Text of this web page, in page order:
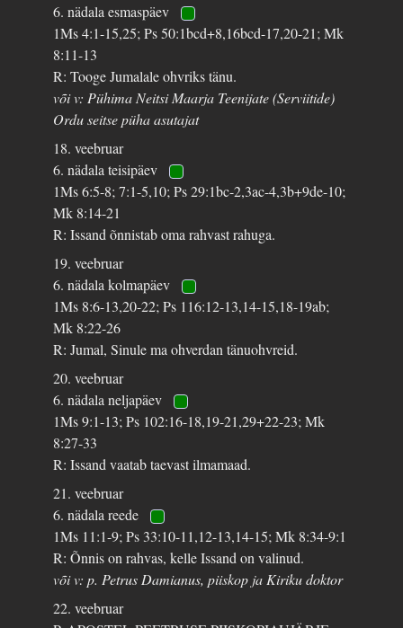
6. nädala esmaspäev
1Ms 4:1-15,25; Ps 50:1bcd+8,16bcd-17,20-21; Mk
8:11-13
R: Tooge Jumalale ohvriks tänu.
või v: Pühima Neitsi Maarja Teenijate (Serviitide)
Ordu seitse püha asutajat
18. veebruar
6. nädala teisipäev
1Ms 6:5-8; 7:1-5,10; Ps 29:1bc-2,3ac-4,3b+9de-10;
Mk 8:14-21
R: Issand õnnistab oma rahvast rahuga.
19. veebruar
6. nädala kolmapäev
1Ms 8:6-13,20-22; Ps 116:12-13,14-15,18-19ab;
Mk 8:22-26
R: Jumal, Sinule ma ohverdan tänuohvreid.
20. veebruar
6. nädala neljapäev
1Ms 9:1-13; Ps 102:16-18,19-21,29+22-23; Mk
8:27-33
R: Issand vaatab taevast ilmamaad.
21. veebruar
6. nädala reede
1Ms 11:1-9; Ps 33:10-11,12-13,14-15; Mk 8:34-9:1
R: Õnnis on rahvas, kelle Issand on valinud.
või v: p. Petrus Damianus, piiskop ja Kiriku doktor
22. veebruar